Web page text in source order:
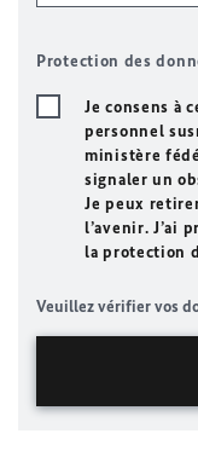
Protection des
Je consens à
personnel
ministère
signaler un
Je peux
l’avenir. J’ai
la protection
Veuillez vérifier vos